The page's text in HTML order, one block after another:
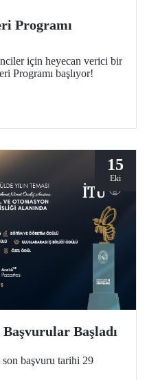
Programı
için heyecan verici bir
Programı başlıyor!
15
Eki
Başladı
başvuru tarihi 29